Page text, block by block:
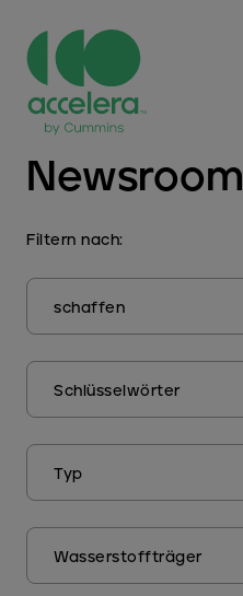
DirektNewsroom
Filtern nach:
schaffen
Schlüsselwörter
Anwendung